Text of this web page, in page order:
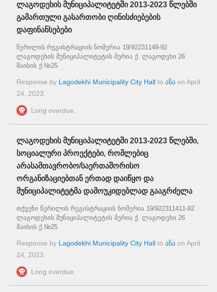
ლაგოდეხის მუნიციპალიტეტში 2013-2023 წლებში
გამართული გასართობი ღინისძიებების
დაფინანსებები
წერილის რეგისტრაციის ნომერია 19/92231149-92
ლაგოდეხის მუნიციპალიტეტის მერია ქ. ლაგოდეხი 26
მაისის ქ.№25
Response by Lagodekhi Municipality City Hall to ანა on April
24, 2023.
Long overdue.
ლაგოდეხის მუნიციპალიტეტში 2013-2023 წლებში,
სოციალური პროექტები, რომლებიც
არასამთავრობო/საერთაშორისო
ორგანიზაციებთან ერთად დაიწყო და
მუნიციპალიტეტმა დამოუკიდებლად გააგრძელა
თქვენი წერილის რეგისტრაციის ნომერია 19/922311411-92
ლაგოდეხის მუნიციპალიტეტის მერია ქ. ლაგოდეხი 26
მაისის ქ.№25
Response by Lagodekhi Municipality City Hall to ანა on April
24, 2023.
Long overdue.